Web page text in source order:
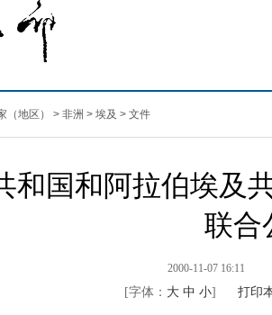
（地区） > 非洲 > 埃及 > 文件
和国和阿拉伯埃及
联合
2000-11-07 16:11
[字体： 大 中 小] 打印